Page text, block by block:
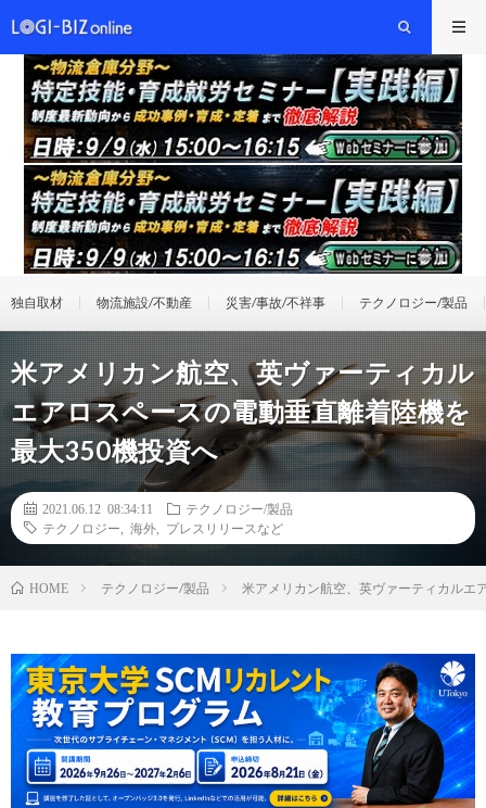
独自取材 物流施設/不動産 災害/事故/不祥事 テクノロジー/製品
米アメリカン航空、英ヴァーティカル
エアロスペースの電動垂直離着陸機を
最大350機投資へ
2021.06.12 08:34:11
テクノロジー/製品
テクノロジー
海外 プレスリリースなど
HOME テクノロジー/製品 米アメリカン航空、英ヴァーティカルエ